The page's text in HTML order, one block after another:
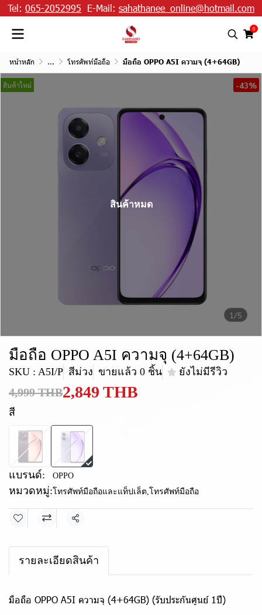
Tel: 065-2052995 E-Mail: sahathanee_online@hotmail.com
0
หน้าหลัก ... โทรศัพท์มือถือ มือถือ OPPO A5I ความจุ (4+64GB)
1/5
สินค้าใหม่ -43%
สินค้าหมด
มือถือ OPPO A5I ความจุ (4+64GB)
SKU : A5I/P สีม่วง ขายแล้ว 0 ชิ้น ยังไม่มีรีวิว
4,999 THB2,849 THB
สี
แบรนด์: OPPO
หมวดหมู่: โทรศัพท์มือถือและแท็ปเล็ต, โทรศัพท์มือถือ
แชร์
รายละเอียดสินค้า
มือถือ OPPO A5I ความจุ (4+64GB) (รับประกันศูนย์ 1ปี)